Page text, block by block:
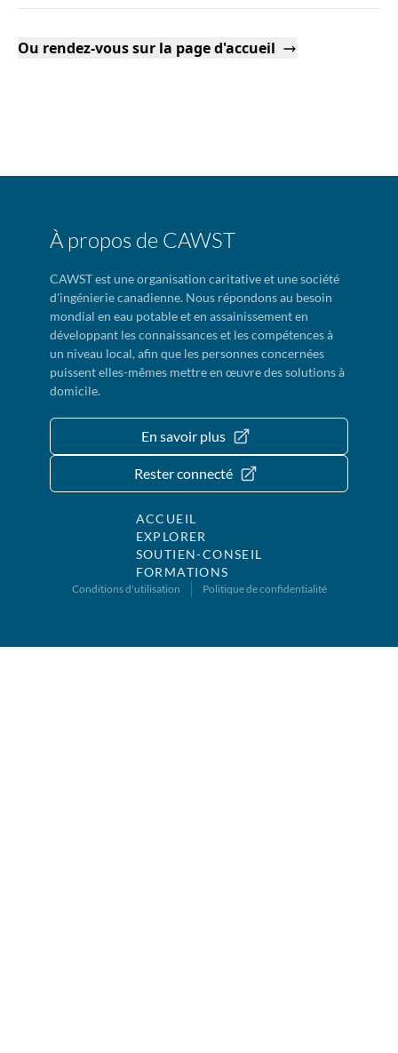
Ou rendez-vous sur la page d'accueil
À propos de CAWST
CAWST est une organisation caritative et une société
d'ingénierie canadienne. Nous répondons au besoin
mondial en eau potable et en assainissement en
développant les connaissances et les compétences à
un niveau local, afin que les personnes concernées
puissent elles-mêmes mettre en œuvre des solutions à
domicile.
En savoir plus
Rester connecté
ACCUEIL
EXPLORER
SOUTIEN-CONSEIL
FORMATIONS
Conditions d'utilisation Politique de confidentialité